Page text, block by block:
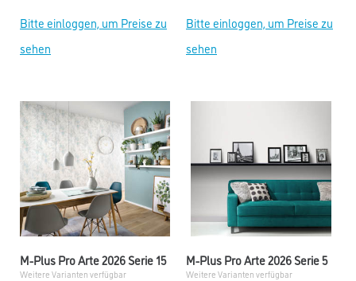
Bitte einloggen, um Preise zu
sehen
Bitte einloggen, um Preise zu
sehen
M-Plus Pro Arte 2026 Serie 15
Weitere Varianten verfügbar
M-Plus Pro Arte 2026 Serie 5
Weitere Varianten verfügbar